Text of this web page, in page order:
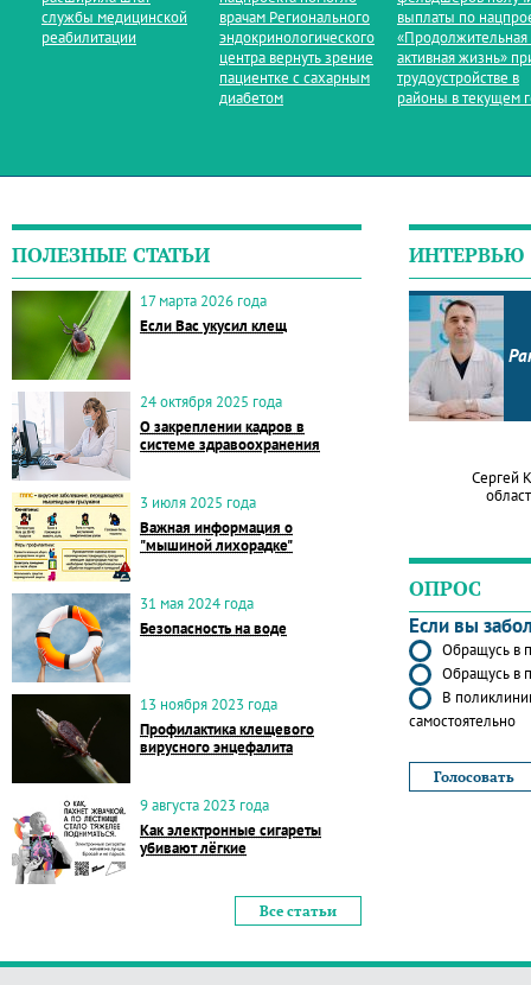
службы медицинской
реабилитации
врачам Регионального
эндокринологического
центра вернуть зрение
пациентке с сахарным
диабетом
выплаты по
«Продолжительная
активная жизнь»
трудоустройстве в
районы в текущем
ПОЛЕЗНЫЕ СТАТЬИ
17 марта 2026 года
Если Вас укусил клещ
24 октября 2025 года
О закреплении кадров в
системе здравоохранения
3 июля 2025 года
Важная информация о
"мышиной лихорадке"
31 мая 2024 года
Безопасность на воде
13 ноября 2023 года
Профилактика клещевого
вирусного энцефалита
9 августа 2023 года
Как электронные сигареты
убивают лёгкие
Все статьи
ИНТЕРВЬЮ
Сергей
ОПРОС
Если вы
Обращусь в
Обращусь в
В
самостоятельно